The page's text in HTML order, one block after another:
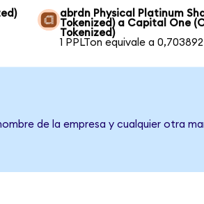
abrdn Physical Platinum
Tokenized) a Capital One
Tokenized)
1 PPLTon equivale a
de la empresa y cualquier otra